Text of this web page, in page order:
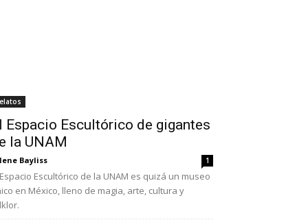
Espacio Escultórico de gigantes
la UNAM
Bayliss 1
Escultórico de la UNAM es quizá un museo
en México, lleno de magia, arte, cultura y